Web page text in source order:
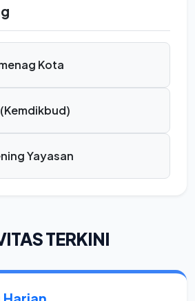
Kota
(Kemdikbud)
Yayasan
TERKINI